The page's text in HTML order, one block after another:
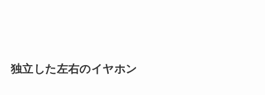
独立した左右のイヤホン